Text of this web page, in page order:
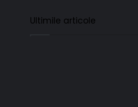
Ultimile articole